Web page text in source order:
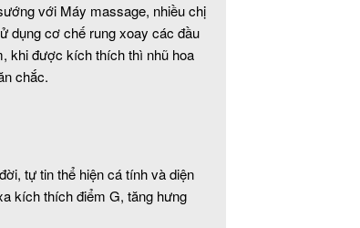
với Máy massage, nhiều chị
dụng cơ chế rung xoay các đầu
khi được kích thích thì nhũ hoa
chắc.
tự tin thể hiện cá tính và diện
kích thích điểm G, tăng hưng